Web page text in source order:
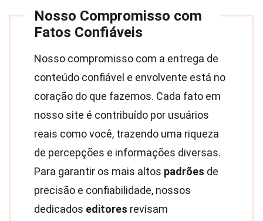
Nosso Compromisso com
Fatos Confiáveis
Nosso compromisso com a entrega de
conteúdo confiável e envolvente está no
coração do que fazemos. Cada fato em
nosso site é contribuído por usuários
reais como você, trazendo uma riqueza
de percepções e informações diversas.
Para garantir os mais altos padrões de
precisão e confiabilidade, nossos
dedicados editores revisam